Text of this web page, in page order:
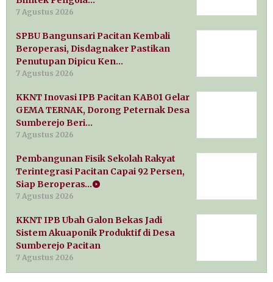
7 Agustus 2026
SPBU Bangunsari Pacitan Kembali
Beroperasi, Disdagnaker Pastikan
Penutupan Dipicu Ken…
7 Agustus 2026
KKNT Inovasi IPB Pacitan KAB01 Gelar
GEMA TERNAK, Dorong Peternak Desa
Sumberejo Beri…
7 Agustus 2026
Pembangunan Fisik Sekolah Rakyat
Terintegrasi Pacitan Capai 92 Persen,
Siap Beroperas…
7 Agustus 2026
KKNT IPB Ubah Galon Bekas Jadi
Sistem Akuaponik Produktif di Desa
Sumberejo Pacitan
7 Agustus 2026